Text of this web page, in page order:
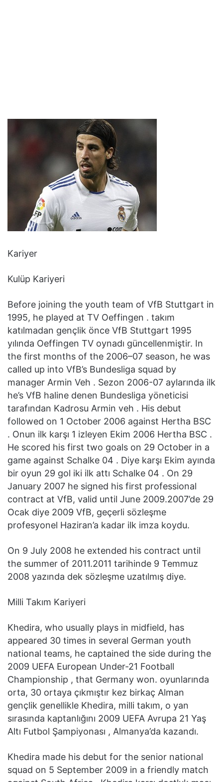
Kariyer
Kulüp Kariyeri
Before joining the youth team of VfB Stuttgart in
1995, he played at TV Oeffingen . takım
katılmadan gençlik önce VfB Stuttgart 1995
yılında Oeffingen TV oynadı güncellenmiştir. In
the first months of the 2006–07 season, he was
called up into VfB’s Bundesliga squad by
manager Armin Veh . Sezon 2006-07 aylarında ilk
he’s VfB haline denen Bundesliga yöneticisi
tarafından Kadrosu Armin veh . His debut
followed on 1 October 2006 against Hertha BSC
. Onun ilk karşı 1 izleyen Ekim 2006 Hertha BSC .
He scored his first two goals on 29 October in a
game against Schalke 04 . Diye karşı Ekim ayında
bir oyun 29 gol iki ilk attı Schalke 04 . On 29
January 2007 he signed his first professional
contract at VfB, valid until June 2009.2007’de 29
Ocak diye 2009 VfB, geçerli sözleşme
profesyonel Haziran’a kadar ilk imza koydu.
On 9 July 2008 he extended his contract until
the summer of 2011.2011 tarihinde 9 Temmuz
2008 yazında dek sözleşme uzatılmış diye.
Milli Takım Kariyeri
Khedira, who usually plays in midfield, has
appeared 30 times in several German youth
national teams, he captained the side during the
2009 UEFA European Under-21 Football
Championship , that Germany won. oyunlarında
orta, 30 ortaya çıkmıştır kez birkaç Alman
gençlik genellikle Khedira, milli takım, o yan
sırasında kaptanlığını 2009 UEFA Avrupa 21 Yaş
Altı Futbol Şampiyonası , Almanya’da kazandı.
Khedira made his debut for the senior national
squad on 5 September 2009 in a friendly match